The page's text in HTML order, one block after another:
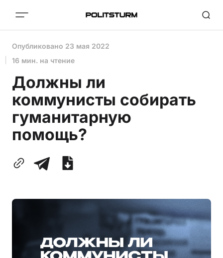
Опубликовано 23 мая 2022
16 мин. на чтение
Должны ли
коммунисты собирать
гуманитарную
помощь?